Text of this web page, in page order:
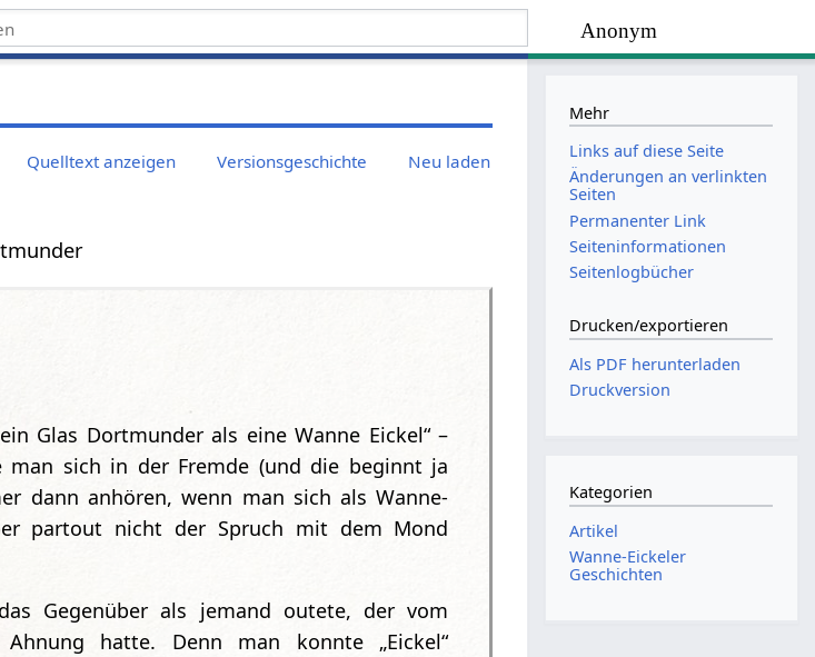
Anonym
Quelltext anzeigen Versionsgeschichte Neu laden
Glas Dortmunder als eine Wanne Eickel“ –
man sich in der Fremde (und die beginnt ja
dann anhören, wenn man sich als Wanne-
partout nicht der Spruch mit dem Mond
Gegenüber als jemand outete, der vom
hatte. Denn man konnte „Eickel“
Mehr
Links auf diese Seite
Änderungen an verlinkten
Seiten
Permanenter Link
Seiten­­informationen
Seitenlogbücher
Drucken/­exportieren
Als PDF herunterladen
Druckversion
Kategorien
Artikel
Wanne-Eickeler
Geschichten